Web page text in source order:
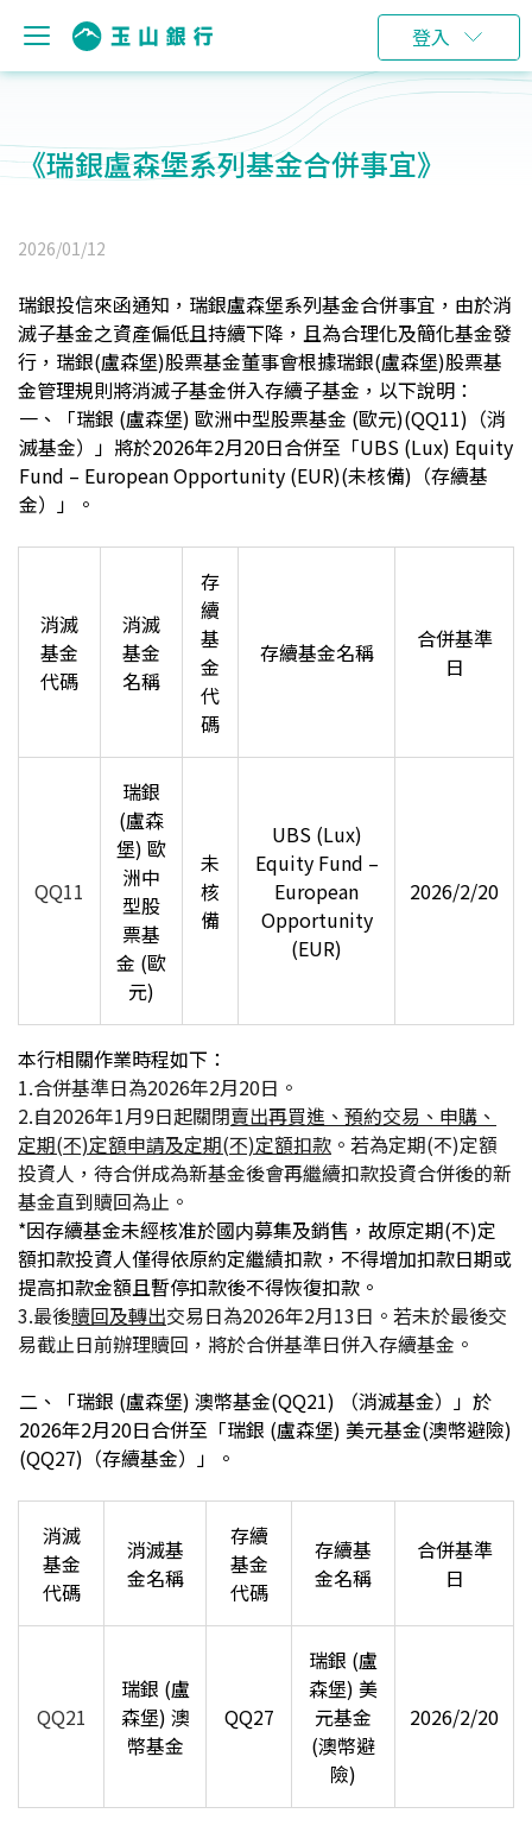
登入
《瑞銀盧森堡系列基金合併事宜》
2026/01/12
瑞銀投信來函通知，瑞銀盧森堡系列基金合併事宜，由於消
滅子基金之資產偏低且持續下降，且為合理化及簡化基金發
行，瑞銀(盧森堡)股票基金董事會根據瑞銀(盧森堡)股票基
金管理規則將消滅子基金併入存續子基金，以下說明：
一、「瑞銀 (盧森堡) 歐洲中型股票基金 (歐元)(QQ11)（消
滅基金）」將於2026年2月20日合併至「UBS (Lux) Equity
Fund – European Opportunity (EUR)(未核備)（存續基
金）」。
消滅
基金
代碼
消滅
基金
名稱
存
續
基
金
代
碼
存續基金名稱
合併基準
日
QQ11
瑞銀
(盧森
堡) 歐
洲中
型股
票基
金 (歐
元)
未
核
備
UBS (Lux)
Equity Fund –
European
Opportunity
(EUR)
2026/2/20
本行相關作業時程如下：
1.合併基準日為2026年2月20日。
2.自2026年1月9日起關閉賣出再買進、預約交易、申購、
定期(不)定額申請及定期(不)定額扣款 。若為定期(不)定額
投資人，待合併成為新基金後會再繼續扣款投資合併後的新
基金直到贖回為止。
*因存續基金未經核准於國内募集及銷售，故原定期(不)定
額扣款投資人僅得依原約定繼績扣款，不得增加扣款日期或
提高扣款金額且暫停扣款後不得恢復扣款。
3.最後贖回及轉出交易日為2026年2月13日。若未於最後交
易截止日前辦理贖回，將於合併基準日併入存續基金。
二、「瑞銀 (盧森堡) 澳幣基金(QQ21) （消滅基金）」於
2026年2月20日合併至「瑞銀 (盧森堡) 美元基金(澳幣避險)
(QQ27)（存續基金）」。
消滅
基金
代碼
消滅基
金名稱
存續
基金
代碼
存續基
金名稱
合併基準
日
QQ21
瑞銀 (盧
森堡) 澳
幣基金
QQ27
瑞銀 (盧
森堡) 美
元基金
(澳幣避
險)
2026/2/20